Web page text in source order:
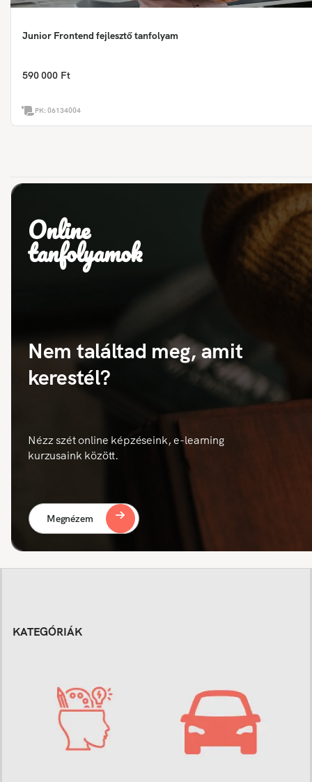
Junior Frontend fejlesztő tanfolyam
590 000 Ft
PK:06134004
Online
tanfolyamok
Nem találtad meg, amit
kerestél?
Nézz szét online képzéseink, e-learning
kurzusaink között.
Megnézem
KATEGÓRIÁK